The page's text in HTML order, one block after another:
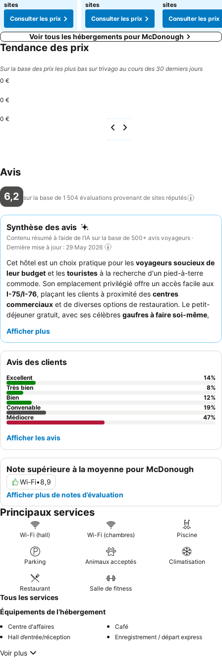
sites
Consulter les prix
sites
Consulter les prix
sites
Consulter les prix
Voir tous les hébergements pour McDonough
Tendance des prix
Sur la base des prix les plus bas sur trivago au cours des 30 derniers jours
0 €
0 €
0 €
Avis
6,2 sur la base de 1 504 évaluations provenant de sites réputés
Synthèse des avis
Contenu résumé à l’aide de l’IA sur la base de 500+ avis voyageurs ·
Dernière mise à jour : 29 May 2026
Cet hôtel est un choix pratique pour les voyageurs soucieux de
leur budget et les touristes à la recherche d'un pied-à-terre
commode. Son emplacement privilégié offre un accès facile aux
I-75/I-76, plaçant les clients à proximité des centres
commerciaux et de diverses options de restauration. Le petit-
déjeuner gratuit, avec ses célèbres gaufres à faire soi-même,
avec le personnel puissent être inégales, l'
expérience plus confortable, les clients devraient envisager de
demander une chambre éloignée de l'ascenseur en raison de
problèmes d'entretien fréquents.
Afficher plus
Note supérieure à la moyenne pour McDonough
Wi-Fi•8,9
Afficher plus de notes d’évaluation
Avis des clients
Excellent 14%
Très bien
8%
Bien
12%
Convenable
19%
Médiocre
47%
Afficher les avis
Principaux services
Wi-Fi (hall) Wi-Fi (chambres) Piscine
Parking Animaux acceptés Climatisation
Restaurant Salle de fitness
Tous les services
Équipements de l’hébergement
Centre d'affaires
Café
Hall d’entrée/réception
Enregistrement / départ express
Voir plus